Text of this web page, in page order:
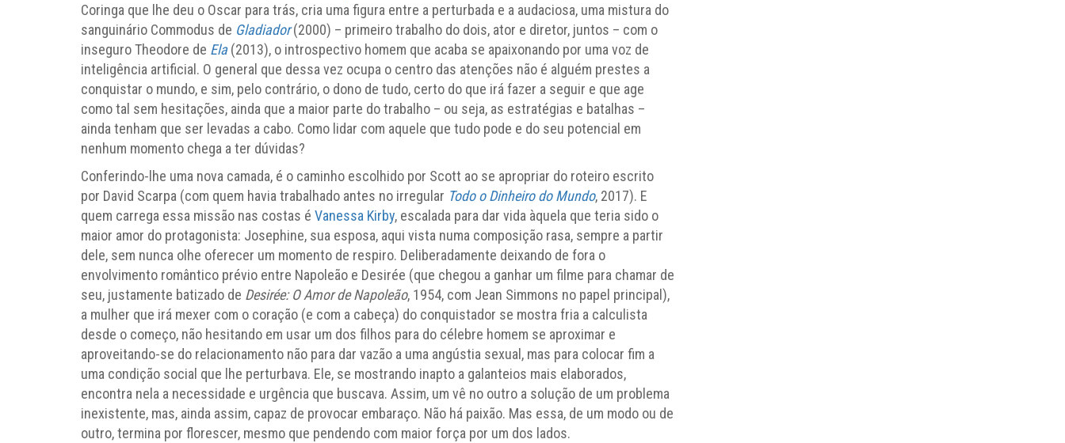
Coringa que lhe deu o Oscar para trás, cria uma figura entre a perturbada e a audaciosa, uma mistura do
sanguinário Commodus de Gladiador(2000) – primeiro trabalho do dois, ator e diretor, juntos – com o
inseguro Theodore de Ela(2013), o introspectivo homem que acaba se apaixonando por uma voz de
inteligência artificial. O general que dessa vez ocupa o centro das atenções não é alguém prestes a
conquistar o mundo, e sim, pelo contrário, o dono de tudo, certo do que irá fazer a seguir e que age
como tal sem hesitações, ainda que a maior parte do trabalho – ou seja, as estratégias e batalhas –
ainda tenham que ser levadas a cabo. Como lidar com aquele que tudo pode e do seu potencial em
nenhum momento chega a ter dúvidas?
Conferindo-lhe uma nova camada, é o caminho escolhido por Scott ao se apropriar do roteiro escrito
por David Scarpa (com quem havia trabalhado antes no irregular Todo o Dinheiro do Mundo, 2017). E
quem carrega essa missão nas costas é Vanessa Kirby, escalada para dar vida àquela que teria sido o
maior amor do protagonista: Josephine, sua esposa, aqui vista numa composição rasa, sempre a partir
dele, sem nunca olhe oferecer um momento de respiro. Deliberadamente deixando de fora o
envolvimento romântico prévio entre Napoleão e Desirée (que chegou a ganhar um filme para chamar de
seu, justamente batizado de Desirée: O Amor de Napoleão, 1954, com Jean Simmons no papel principal),
a mulher que irá mexer com o coração (e com a cabeça) do conquistador se mostra fria a calculista
desde o começo, não hesitando em usar um dos filhos para do célebre homem se aproximar e
aproveitando-se do relacionamento não para dar vazão a uma angústia sexual, mas para colocar fim a
uma condição social que lhe perturbava. Ele, se mostrando inapto a galanteios mais elaborados,
encontra nela a necessidade e urgência que buscava. Assim, um vê no outro a solução de um problema
inexistente, mas, ainda assim, capaz de provocar embaraço. Não há paixão. Mas essa, de um modo ou de
outro, termina por florescer, mesmo que pendendo com maior força por um dos lados.